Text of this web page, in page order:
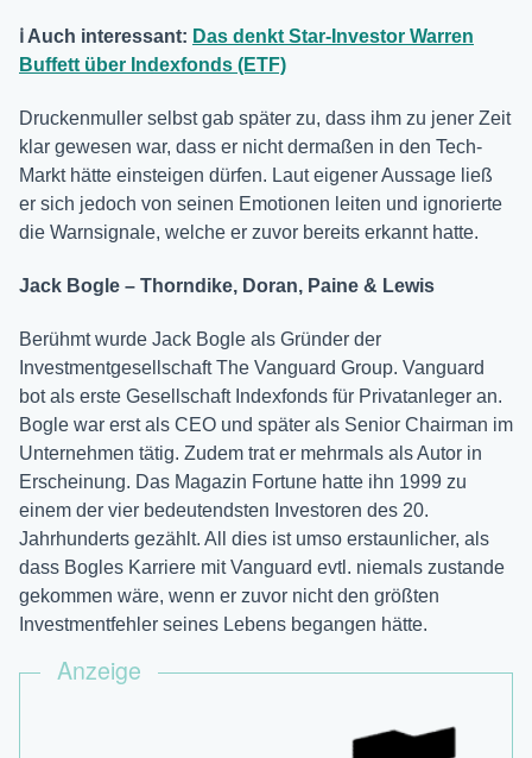
ℹ️ Auch interessant: Das denkt Star-Investor Warren
Buffett über Indexfonds (ETF)
Druckenmuller selbst gab später zu, dass ihm zu jener Zeit
klar gewesen war, dass er nicht dermaßen in den Tech-
Markt hätte einsteigen dürfen. Laut eigener Aussage ließ
er sich jedoch von seinen Emotionen leiten und ignorierte
die Warnsignale, welche er zuvor bereits erkannt hatte.
Jack Bogle – Thorndike, Doran, Paine & Lewis
Berühmt wurde Jack Bogle als Gründer der
Investmentgesellschaft The Vanguard Group. Vanguard
bot als erste Gesellschaft Indexfonds für Privatanleger an.
Bogle war erst als CEO und später als Senior Chairman im
Unternehmen tätig. Zudem trat er mehrmals als Autor in
Erscheinung. Das Magazin Fortune hatte ihn 1999 zu
einem der vier bedeutendsten Investoren des 20.
Jahrhunderts gezählt. All dies ist umso erstaunlicher, als
dass Bogles Karriere mit Vanguard evtl. niemals zustande
gekommen wäre, wenn er zuvor nicht den größten
Investmentfehler seines Lebens begangen hätte.
Anzeige